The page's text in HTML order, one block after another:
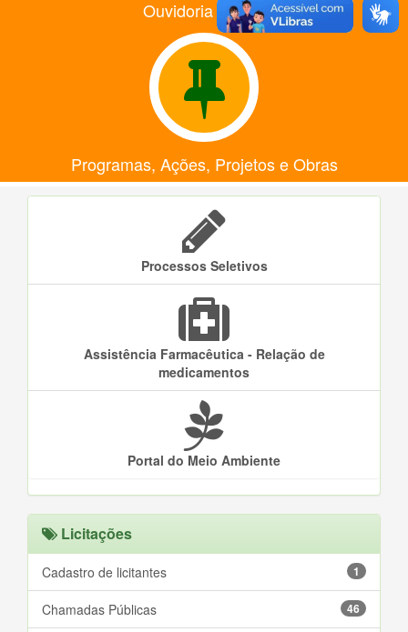
Ouvidoria Online
Programas, Ações, Projetos e Obras
Processos Seletivos
Assistência Farmacêutica - Relação de
medicamentos
Portal do Meio Ambiente
Licitações
1
Cadastro de licitantes
46
Chamadas Públicas